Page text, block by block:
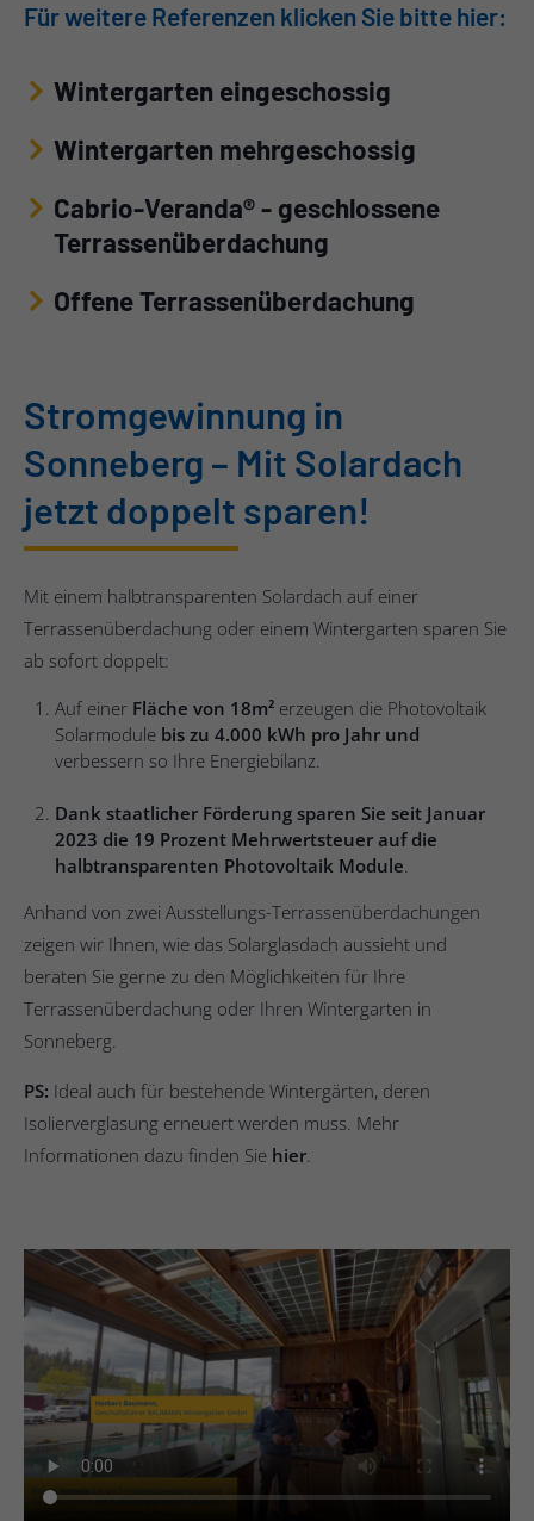
Für weitere Referenzen klicken Sie bitte hier:
Wintergarten eingeschossig
Wintergarten mehrgeschossig
Cabrio-Veranda® - geschlossene
Terrassenüberdachung
Offene Terrassenüberdachung
Stromgewinnung in
Sonneberg – Mit Solardach
jetzt doppelt sparen!
Mit einem halbtransparenten Solardach auf einer
Terrassenüberdachung oder einem Wintergarten sparen Sie
ab sofort doppelt:
Auf einer Fläche von 18m² erzeugen die Photovoltaik
Solarmodule bis zu 4.000 kWh pro Jahr und
verbessern so Ihre Energiebilanz.
Dank staatlicher Förderung sparen Sie seit Januar
2023 die 19 Prozent Mehrwertsteuer auf die
halbtransparenten Photovoltaik Module.
Anhand von zwei Ausstellungs-Terrassenüberdachungen
zeigen wir Ihnen, wie das Solarglasdach aussieht und
beraten Sie gerne zu den Möglichkeiten für Ihre
Terrassenüberdachung oder Ihren Wintergarten in
Sonneberg.
PS: Ideal auch für bestehende Wintergärten, deren
Isolierverglasung erneuert werden muss. Mehr
Informationen dazu finden Sie hier.